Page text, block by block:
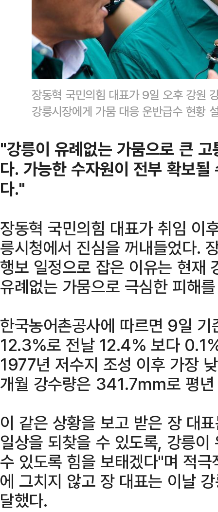
장동혁 국민의힘 대표가 9일 오후 강원
강릉시장에게 가뭄 대응 운반급수 현황
"강릉이 유례없는 가뭄으로 큰
다. 가능한 수자원이 전부 확보
다."
장동혁 국민의힘 대표가 취임 이
릉시청에서 진심을 꺼내들었다.
행보 일정으로 잡은 이유는 현재
유례없는 가뭄으로 극심한 피해
한국농어촌공사에 따르면 9일
12.3%로 전날 12.4% 보다
1977년 저수지 조성 이후 가장
개월 강수량은 341.7㎜로 평
이 같은 상황을 보고 받은 장 대
일상을 되찾을 수 있도록, 강릉
수 있도록 힘을 보태겠다"며 적
에 그치지 않고 장 대표는 이날
달했다.